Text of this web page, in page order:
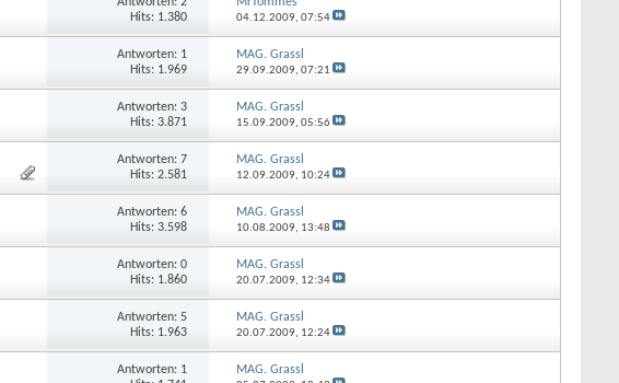
Hits: 1.380
04.12.2009, 07:54
Antworten: 1
Hits: 1.969
MAG. Grassl
29.09.2009, 07:21
Antworten: 3
Hits: 3.871
MAG. Grassl
15.09.2009, 05:56
Antworten: 7
Hits: 2.581
MAG. Grassl
12.09.2009, 10:24
Antworten: 6
Hits: 3.598
MAG. Grassl
10.08.2009, 13:48
Antworten: 0
Hits: 1.860
MAG. Grassl
20.07.2009, 12:34
Antworten: 5
Hits: 1.963
MAG. Grassl
20.07.2009, 12:24
Antworten: 1
MAG. Grassl